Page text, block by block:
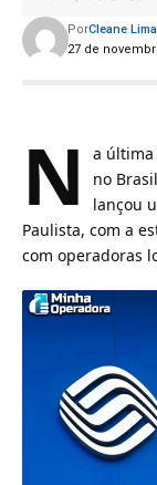
27 de
PorCleane Lima
N
a última
no
lançou
Paulista, com a
com operadoras